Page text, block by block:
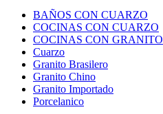
BAÑOS CON CUARZO
COCINAS CON CUARZO
COCINAS CON GRANITO
Cuarzo
Granito Brasilero
Granito Chino
Granito Importado
Porcelanico